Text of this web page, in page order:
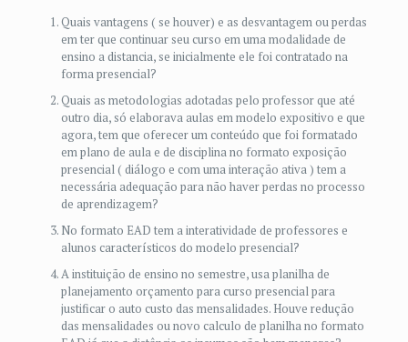
Quais vantagens ( se houver) e as desvantagem ou perdas
em ter que continuar seu curso em uma modalidade de
ensino a distancia, se inicialmente ele foi contratado na
forma presencial?
Quais as metodologias adotadas pelo professor que até
outro dia, só elaborava aulas em modelo expositivo e que
agora, tem que oferecer um conteúdo que foi formatado
em plano de aula e de disciplina no formato exposição
presencial ( diálogo e com uma interação ativa ) tem a
necessária adequação para não haver perdas no processo
de aprendizagem?
No formato EAD tem a interatividade de professores e
alunos característicos do modelo presencial?
A instituição de ensino no semestre, usa planilha de
planejamento orçamento para curso presencial para
justificar o auto custo das mensalidades. Houve redução
das mensalidades ou novo calculo de planilha no formato